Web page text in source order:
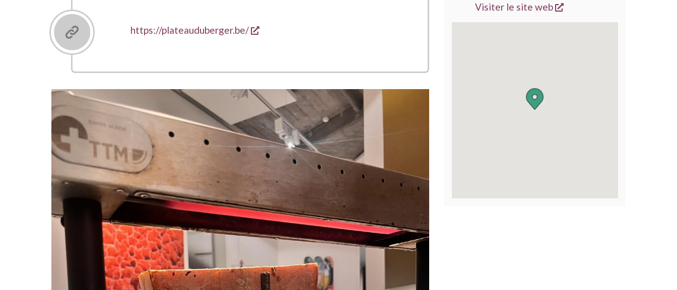
Liens
https://plateauduberger.be/ s'ouvre dans une nouvelle fenêtre
Visiter le site web
s'ouvre dans une